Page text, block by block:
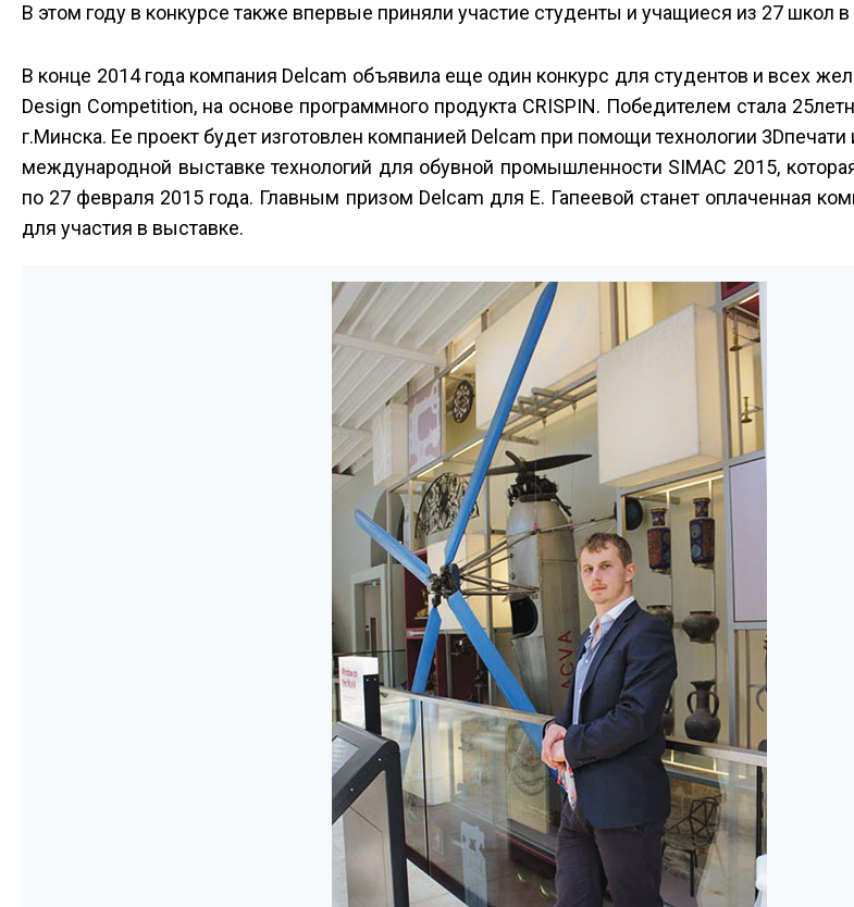
В этом году в конкурсе также впервые приняли участие студенты и учащиеся из 27 школ
В конце 2014 года компания Delcam объявила еще один конкурс для студентов и всех
Design Competition, на основе программного продукта CRISPIN. Победителем стала
г.Минска. Ее проект будет изготовлен компанией Delcam при помощи технологии
международной выставке технологий для обувной промышленности SIMAC 2015,
по 27 февраля 2015 года. Главным призом Delcam для Е. Гапеевой станет оплаченная
для участия в выставке.